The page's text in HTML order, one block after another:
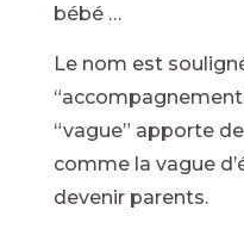
bébé …
Le nom est
“accompagnement
“vague” apporte
comme la vague
devenir parents.